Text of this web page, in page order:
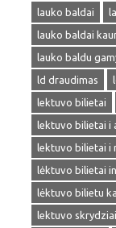
lauko baldai
lauko baldai
lauko baldu
ld draudimas
lektuvo bilietai
lektuvo bilietai i
lektuvo bilietai i
lėktuvo bilietai
lėktuvo bilietu
lektuvo skrydziai